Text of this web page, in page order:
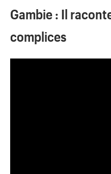
Gambie : Il
complices